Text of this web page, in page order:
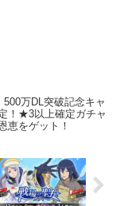
万DL突破記念キャ
！★3以上確定ガチャ
恵をゲット！